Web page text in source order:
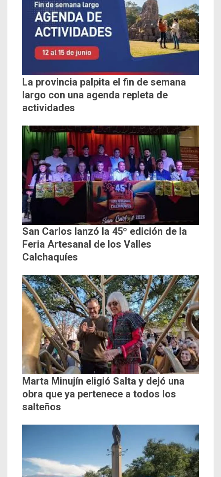
La provincia palpita el fin de semana
largo con una agenda repleta de
actividades
San Carlos lanzó la 45º edición de la
Feria Artesanal de los Valles
Calchaquíes
Marta Minujín eligió Salta y dejó una
obra que ya pertenece a todos los
salteños